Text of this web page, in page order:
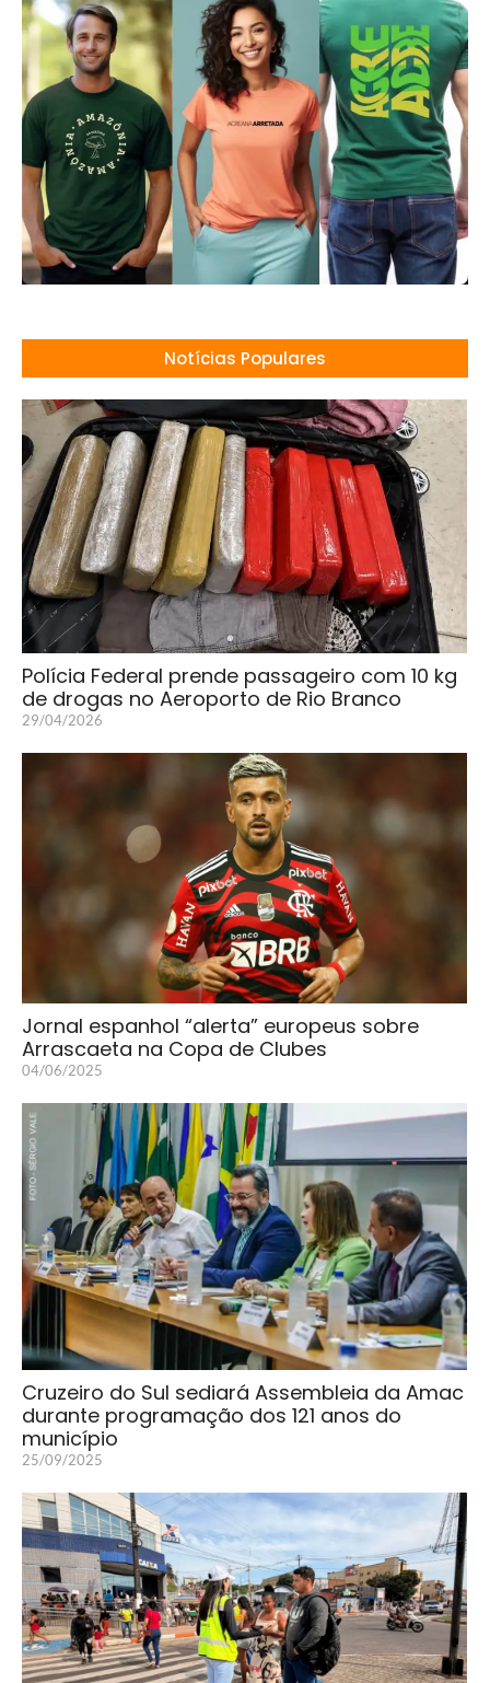
Notícias Populares
Polícia Federal prende passageiro com 10 kg
de drogas no Aeroporto de Rio Branco
29/04/2026
Jornal espanhol “alerta” europeus sobre
Arrascaeta na Copa de Clubes
04/06/2025
Cruzeiro do Sul sediará Assembleia da Amac
durante programação dos 121 anos do
município
25/09/2025